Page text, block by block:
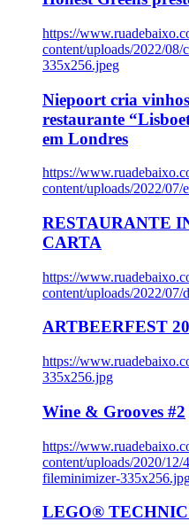
https://
content/uploads/2022/08/
335x256.jpeg
Niepoort cria
restaurante
em Londres
https://
content/uploads/2022/07/
RESTAURANTE
CARTA
https://
content/uploads/2022/
ARTBEERFEST
https://
335x256.jpg
Wine & Grooves #2
https://
content/uploads/2020/
fileminimizer-
LEGO®